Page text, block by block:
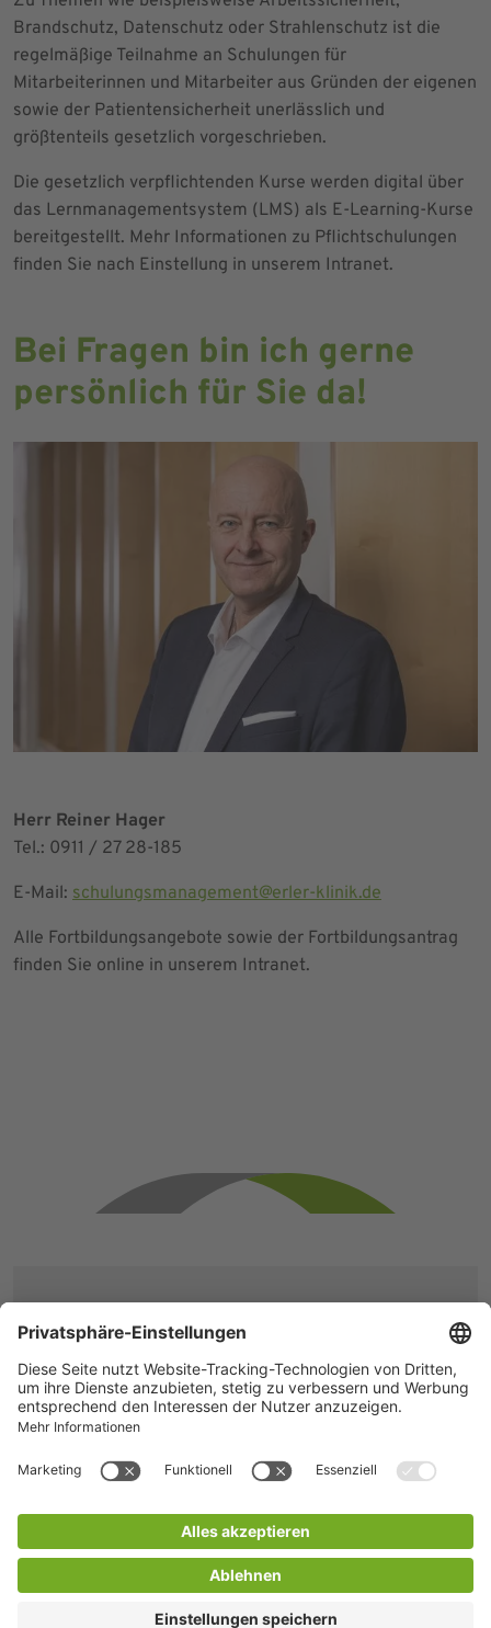
Brandschutz, Datenschutz oder Strahlenschutz ist die
regelmäßige Teilnahme an Schulungen für
Mitarbeiterinnen und Mitarbeiter aus Gründen der eigenen
sowie der Patientensicherheit unerlässlich und
größtenteils gesetzlich vorgeschrieben.
Die gesetzlich verpflichtenden Kurse werden digital über
das Lernmanagementsystem (LMS) als E-Learning-Kurse
bereitgestellt. Mehr Informationen zu Pflichtschulungen
finden Sie nach Einstellung in unserem Intranet.
Bei Fragen bin ich gerne
persönlich für Sie da!
Herr Reiner Hager
Tel.: 0911 / 27 28-185
E-Mail: schulungsmanagement@erler-klinik.de
Alle Fortbildungsangebote sowie der Fortbildungsantrag
finden Sie online in unserem Intranet.
KLINIKEN DR. ERLER
gGmbH